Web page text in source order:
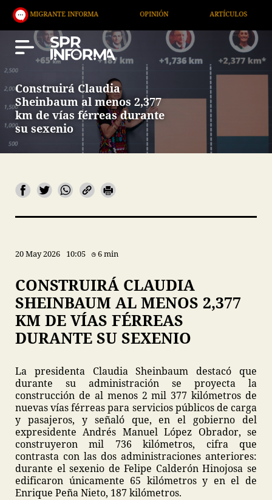
INFORMA OPINIÓN ARTÍCULOS ARTE /
Construirá Claudia
Sheinbaum al menos 2,377
km de vías férreas durante
su sexenio
20 May 2026 10:05 6 min
CONSTRUIRÁ CLAUDIA
SHEINBAUM AL MENOS 2,377
KM DE VÍAS FÉRREAS
DURANTE SU SEXENIO
La presidenta Claudia Sheinbaum destacó que
durante su administración se proyecta la
construcción de al menos 2 mil 377 kilómetros de
nuevas vías férreas para servicios públicos de carga
y pasajeros, y señaló que, en el gobierno del
expresidente Andrés Manuel López Obrador, se
construyeron mil 736 kilómetros, cifra que
contrasta con las dos administraciones anteriores:
durante el sexenio de Felipe Calderón Hinojosa se
edificaron únicamente 65 kilómetros y en el de
Enrique Peña Nieto, 187 kilómetros.